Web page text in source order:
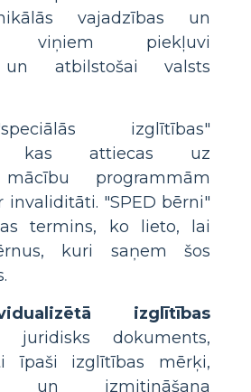
vajadzības un
viņiem piekļuvi
un atbilstošai valsts
izglītības"
kas attiecas uz
programmām
"SPED bērni"
termins, ko lieto, lai
kuri saņem šos
izglītības
juridisks dokuments,
īpaši izglītības mērķi,
un izmitināšana